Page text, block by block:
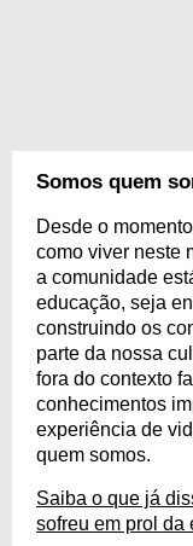
Somos quem
Desde o
como viver neste
a comunidade
educação, seja
construindo os
parte da nossa
fora do contexto
conhecimentos
experiência de
quem somos.
Saiba o que já
sofreu em prol da